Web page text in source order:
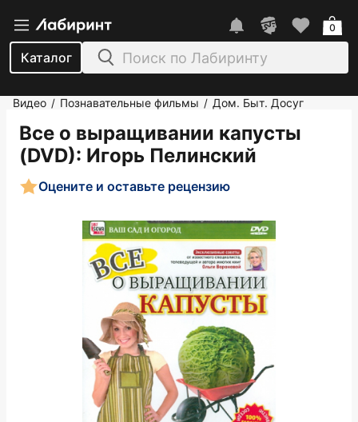
Каталог
0
Видео / Познавательные фильмы / Дом. Быт. Досуг
Все о выращивании капусты
(DVD): Игорь Пелинский
Оцените и оставьте рецензию